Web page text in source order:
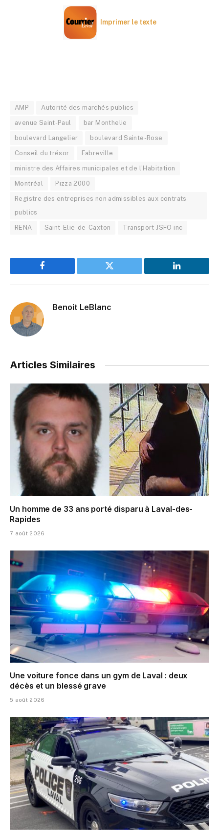
Imprimer le texte
AMP Autorité des marchés publics
avenue Saint-Paul bar Monthelie
boulevard Langelier boulevard Sainte-Rose
Conseil du trésor Fabreville
ministre des Affaires municipales et de l’Habitation
Montréal Pizza 2000
Registre des entreprises non admissibles aux contrats
publics
RENA Saint-Elie-de-Caxton Transport JSFO inc
Facebook Twitter LinkedIn
Benoit LeBlanc
Articles Similaires
Un homme de 33 ans porté disparu à Laval-des-
Rapides
7 août 2026
Une voiture fonce dans un gym de Laval : deux
décès et un blessé grave
5 août 2026